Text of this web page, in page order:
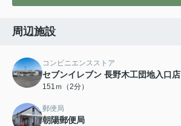
周辺施設
コンビニエンスストア
セブンイレブン 長野木工団地入口店
151ｍ（2分）
郵便局
朝陽郵便局